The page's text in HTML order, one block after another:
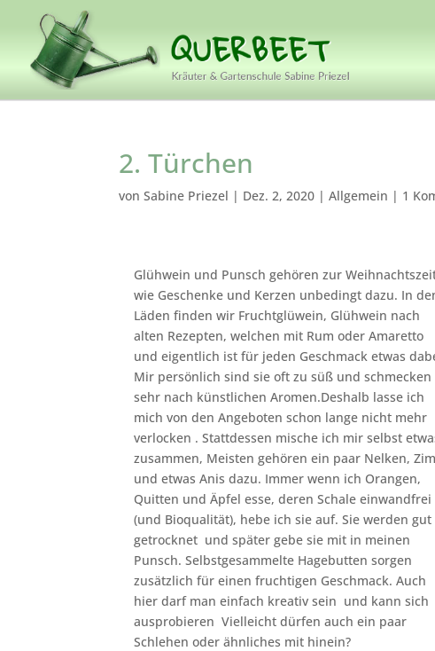
2. Türchen
vonSabine Priezel | Dez. 2, 2020 |Allgemein | 1
Glühwein und Punsch gehören zur
wie Geschenke und Kerzen unbedingt dazu. In
Läden finden wir Fruchtglüwein, Glühwein nach
alten Rezepten, welchen mit Rum oder Amaretto
und eigentlich ist für jeden Geschmack etwas
Mir persönlich sind sie oft zu süß und schmecken
sehr nach künstlichen Aromen.Deshalb lasse ich
mich von den Angeboten schon lange nicht mehr
verlocken . Stattdessen mische ich mir selbst
zusammen, Meisten gehören ein paar Nelken,
und etwas Anis dazu. Immer wenn ich Orangen,
Quitten und Äpfel esse, deren Schale einwandfrei
(und Bioqualität), hebe ich sie auf. Sie werden gut
getrocknet und später gebe sie mit in meinen
Punsch. Selbstgesammelte Hagebutten sorgen
zusätzlich für einen fruchtigen Geschmack. Auch
hier darf man einfach kreativ sein und kann sich
ausprobieren Vielleicht dürfen auch ein paar
Schlehen oder ähnliches mit hinein?